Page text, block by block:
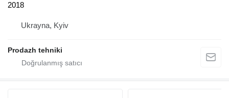
2018
Ukrayna, Kyiv
Prodazh tehniki